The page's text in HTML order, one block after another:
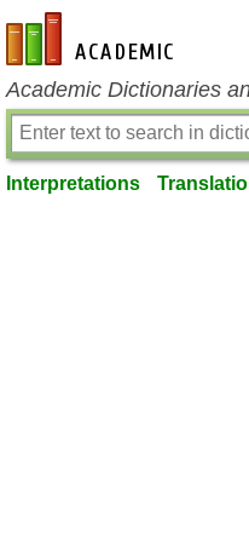
en-academic.com
Academic Dictionaries
Interpretations